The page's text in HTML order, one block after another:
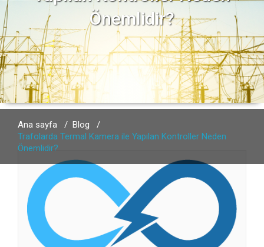
Önemlidir?
Ana sayfa / Blog /
Trafolarda Termal Kamera ile Yapılan Kontroller Neden
Önemlidir?